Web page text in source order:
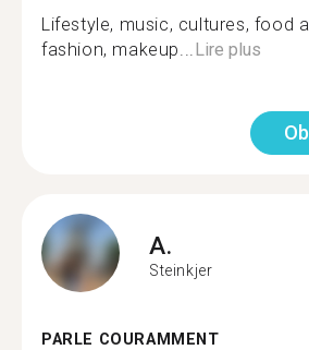
Lifestyle, music, cultures, food
fashion, makeup...Lire plus
A.
Steinkjer
PARLE COURAMMENT